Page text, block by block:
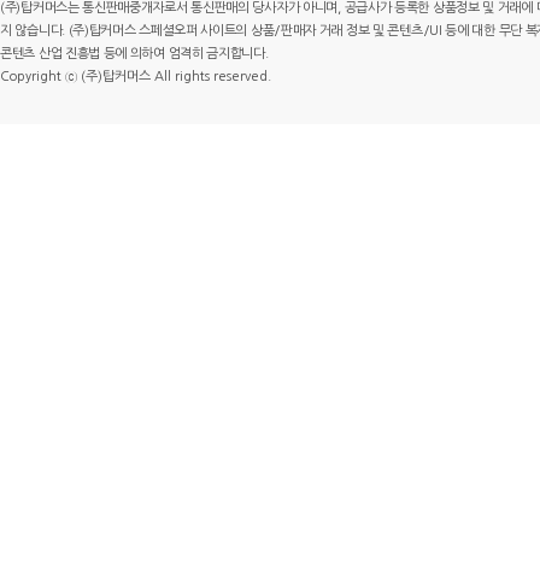
(주)탑커머스는 통신판매중개자로서 통신판매의 당사자가 아니며, 공급사가 등록한 상품정보 및 거래
지 않습니다. (주)탑커머스 스페셜오퍼 사이트의 상품/판매자 거래 정보 및 콘텐츠/UI 등에 대한 무단
콘텐츠 산업 진흥법 등에 의하여 엄격히 금지합니다.
Copyright ⓒ (주)탑커머스 All rights reserved.